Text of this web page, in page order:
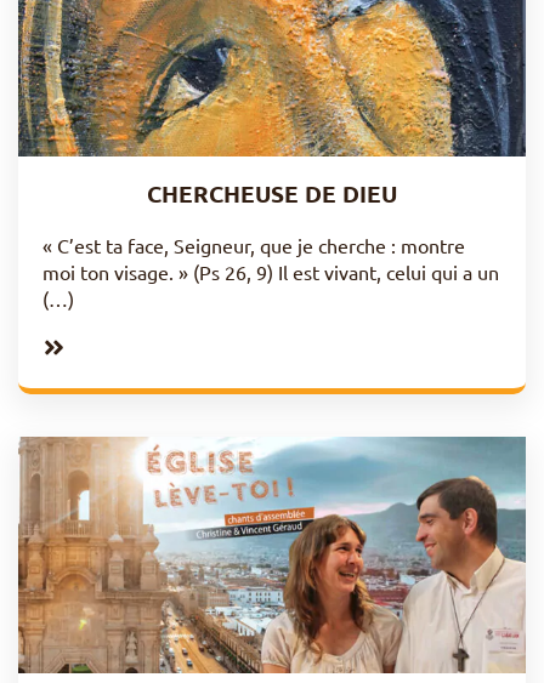
CHERCHEUSE DE DIEU
« C’est ta face, Seigneur, que je cherche : montre
moi ton visage. » (Ps 26, 9) Il est vivant, celui qui a un
(…)